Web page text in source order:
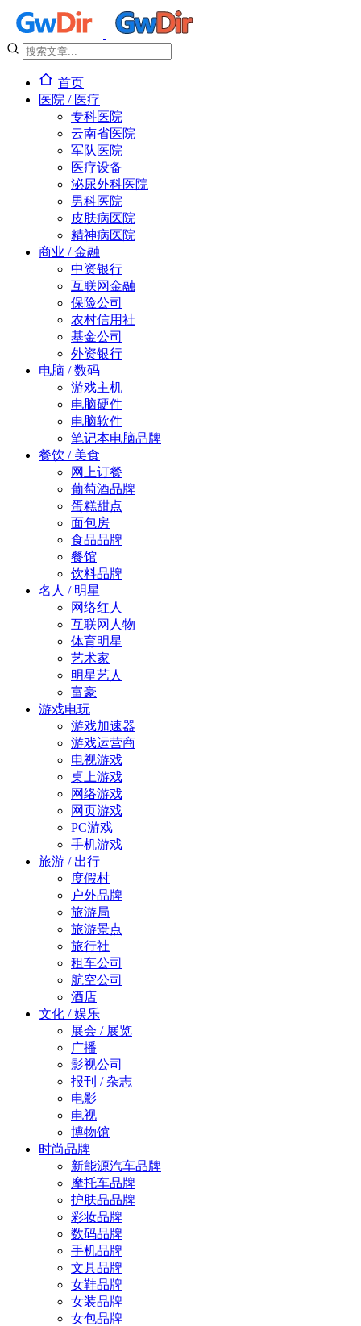
首页
医院 / 医疗
专科医院
云南省医院
军队医院
医疗设备
泌尿外科医院
男科医院
皮肤病医院
精神病医院
商业 / 金融
中资银行
互联网金融
保险公司
农村信用社
基金公司
外资银行
电脑 / 数码
游戏主机
电脑硬件
电脑软件
笔记本电脑品牌
餐饮 / 美食
网上订餐
葡萄酒品牌
蛋糕甜点
面包房
食品品牌
餐馆
饮料品牌
名人 / 明星
网络红人
互联网人物
体育明星
艺术家
明星艺人
富豪
游戏电玩
游戏加速器
游戏运营商
电视游戏
桌上游戏
网络游戏
网页游戏
PC游戏
手机游戏
旅游 / 出行
度假村
户外品牌
旅游局
旅游景点
旅行社
租车公司
航空公司
酒店
文化 / 娱乐
展会 / 展览
广播
影视公司
报刊 / 杂志
电影
电视
博物馆
时尚品牌
新能源汽车品牌
摩托车品牌
护肤品品牌
彩妆品牌
数码品牌
手机品牌
文具品牌
女鞋品牌
女装品牌
女包品牌